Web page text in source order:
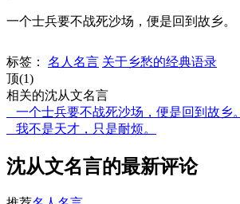
一个士兵要不战死沙场，便是回到故乡。
标签：
名人名言 关于乡愁的经典语录
顶(1)
相关的沈从文名言
一个士兵要不战死沙场，便是回到故乡。
我不是天才，只是耐烦。
沈从文名言的最新评论